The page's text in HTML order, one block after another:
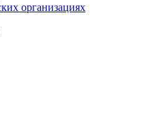
организациях